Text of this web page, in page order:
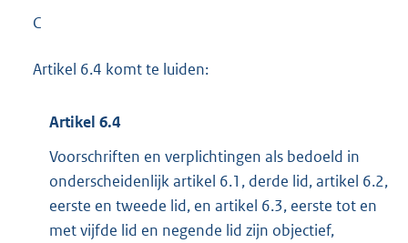
C
Artikel 6.4 komt te luiden:
Artikel 6.4
Voorschriften en verplichtingen als bedoeld in
onderscheidenlijk artikel 6.1, derde lid, artikel 6.2,
eerste en tweede lid, en artikel 6.3, eerste tot en
met vijfde lid en negende lid zijn objectief,